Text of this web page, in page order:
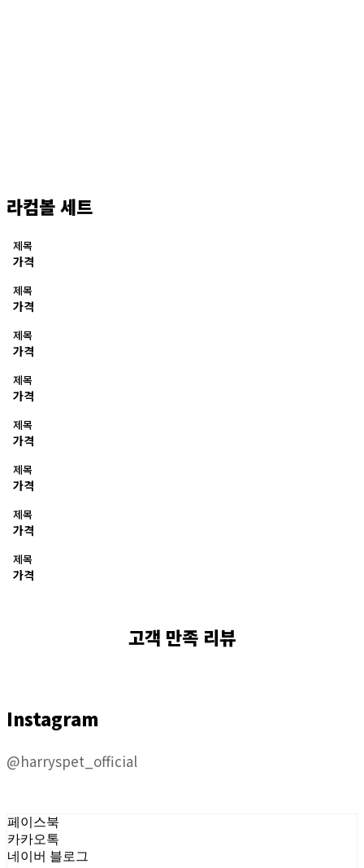
라컴볼 세트
제목
가격
제목
가격
제목
가격
제목
가격
제목
가격
제목
가격
제목
가격
제목
가격
고객 만족 리뷰
Instagram
@harryspet_official
페이스북
카카오톡
네이버 블로그